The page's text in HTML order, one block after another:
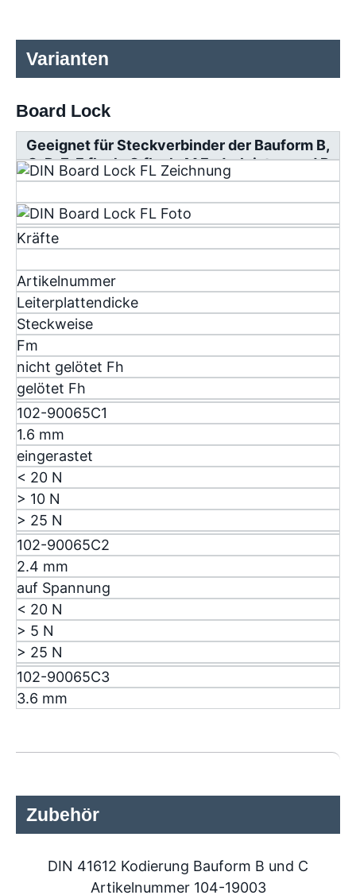
Varianten
Board Lock
Geeignet für Steckverbinder der Bauform B,
C, D, E, F flach, G flach, M Federleisten und R
Messerleisten
Kräfte
Artikelnummer
Leiterplattendicke
Steckweise
Fm
nicht gelötet Fh
gelötet Fh
102-90065C1
1.6 mm
eingerastet
< 20 N
> 10 N
> 25 N
102-90065C2
2.4 mm
auf Spannung
< 20 N
> 5 N
> 25 N
102-90065C3
3.6 mm
Zubehör
DIN 41612 Kodierung Bauform B und C
Artikelnummer 104-19003